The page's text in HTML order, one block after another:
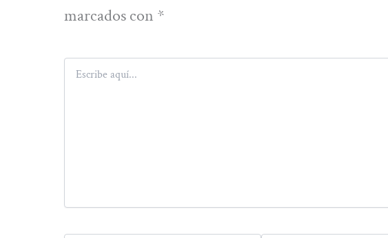
marcados con *
Escribe
aquí...